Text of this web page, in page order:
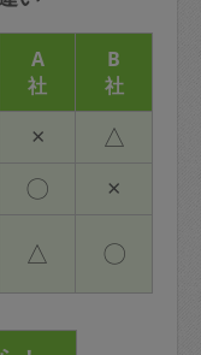
A
社
B
社
× △
〇 ×
△ 〇